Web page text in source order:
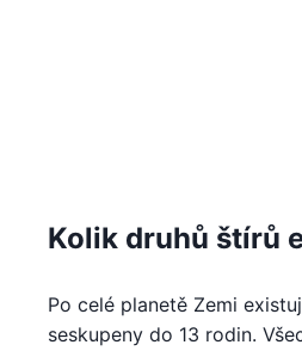
Kolik druhů štírů
Po celé planetě Zemi
seskupeny do 13 rodin.